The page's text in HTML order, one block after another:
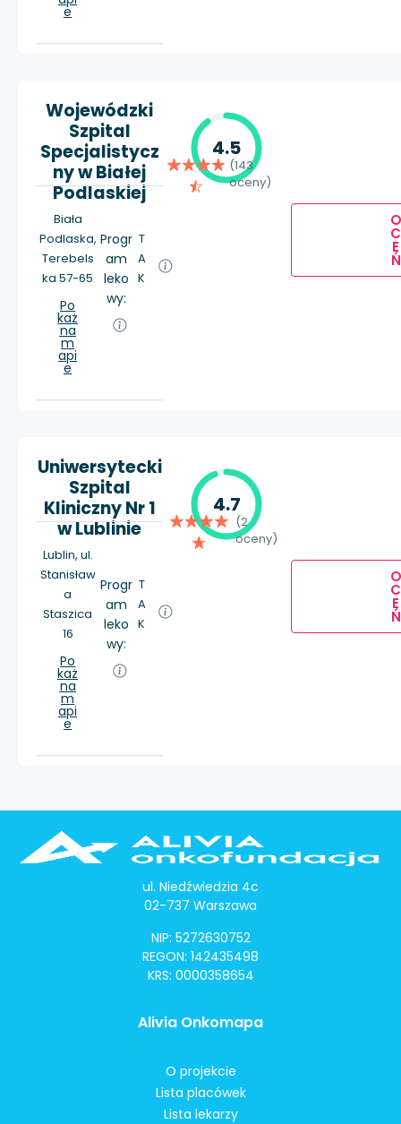
e
Wojewódzki
Szpital
Specjalistycz
ny w Białej
Podlaskiej
Biała
Podlaska,
Terebels
ka 57-65
Po
każ
na
m
api
e
Progr
am
leko
wy:
T
A
K
4.5
(143
oceny)
O
C
E
Ń
Uniwersytecki
Szpital
Kliniczny Nr 1
w Lublinie
Lublin, ul.
Stanisław
a
Staszica
16
Po
każ
na
m
api
e
Progr
am
leko
wy:
T
A
K
4.7
(2
oceny)
O
C
E
Ń
ul. Niedźwiedzia 4c
02-737 Warszawa
NIP: 5272630752
REGON: 142435498
KRS: 0000358654
Alivia Onkomapa
O projekcie
Lista placówek
Lista lekarzy